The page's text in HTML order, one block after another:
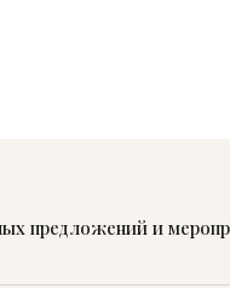
предложений и